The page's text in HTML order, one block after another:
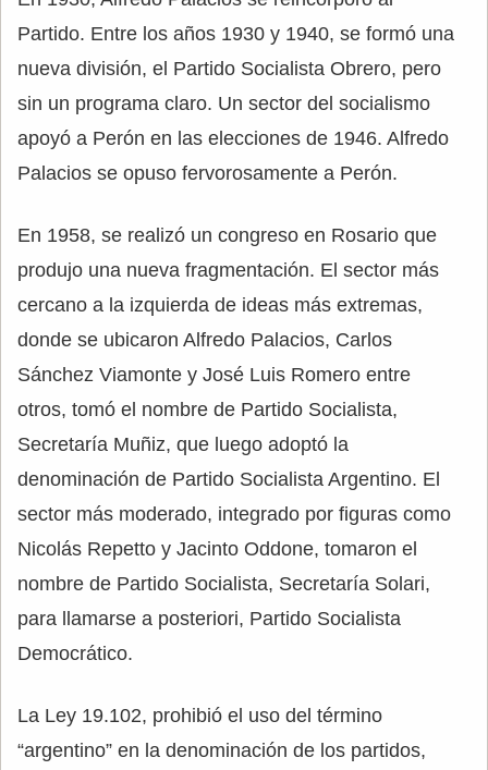
Partido. Entre los años 1930 y 1940, se formó una
nueva división, el Partido Socialista Obrero, pero
sin un programa claro. Un sector del socialismo
apoyó a Perón en las elecciones de 1946. Alfredo
Palacios se opuso fervorosamente a Perón.
En 1958, se realizó un congreso en Rosario que
produjo una nueva fragmentación. El sector más
cercano a la izquierda de ideas más extremas,
donde se ubicaron Alfredo Palacios, Carlos
Sánchez Viamonte y José Luis Romero entre
otros, tomó el nombre de Partido Socialista,
Secretaría Muñiz, que luego adoptó la
denominación de Partido Socialista Argentino. El
sector más moderado, integrado por figuras como
Nicolás Repetto y Jacinto Oddone, tomaron el
nombre de Partido Socialista, Secretaría Solari,
para llamarse a posteriori, Partido Socialista
Democrático.
La Ley 19.102, prohibió el uso del término
“argentino” en la denominación de los partidos,